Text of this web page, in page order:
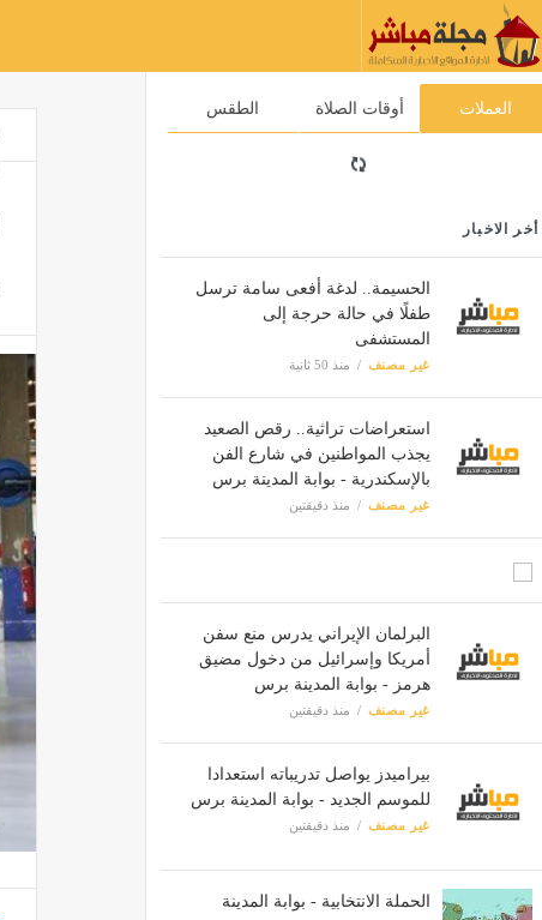
العملات أوقات الصلاة الطقس
أخر الاخبار
الحسيمة.. لدغة أفعى سامة ترسل
طفلًا في حالة حرجة إلى
المستشفى
غير مصنف منذ 50 ثانية
استعراضات تراثية.. رقص الصعيد
يجذب المواطنين في شارع الفن
بالإسكندرية - بوابة المدينة برس
غير مصنف منذ دقيقتين
البرلمان الإيراني يدرس منع سفن
أمريكا وإسرائيل من دخول مضيق
هرمز - بوابة المدينة برس
غير مصنف منذ دقيقتين
بيراميدز يواصل تدريباته استعدادا
للموسم الجديد - بوابة المدينة برس
غير مصنف منذ دقيقتين
الحملة الانتخابية - بوابة المدينة